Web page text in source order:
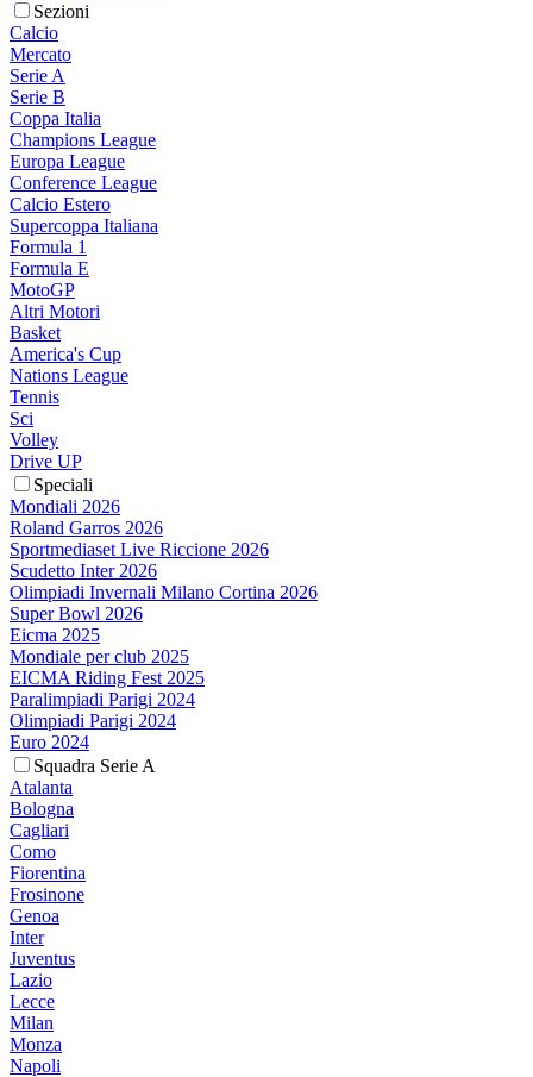
Sezioni
Calcio
Mercato
Serie A
Serie B
Coppa Italia
Champions League
Europa League
Conference League
Calcio Estero
Supercoppa Italiana
Formula 1
Formula E
MotoGP
Altri Motori
Basket
America's Cup
Nations League
Tennis
Sci
Volley
Drive UP
Speciali
Mondiali 2026
Roland Garros 2026
Sportmediaset Live Riccione 2026
Scudetto Inter 2026
Olimpiadi Invernali Milano Cortina 2026
Super Bowl 2026
Eicma 2025
Mondiale per club 2025
EICMA Riding Fest 2025
Paralimpiadi Parigi 2024
Olimpiadi Parigi 2024
Euro 2024
Squadra Serie A
Atalanta
Bologna
Cagliari
Como
Fiorentina
Frosinone
Genoa
Inter
Juventus
Lazio
Lecce
Milan
Monza
Napoli